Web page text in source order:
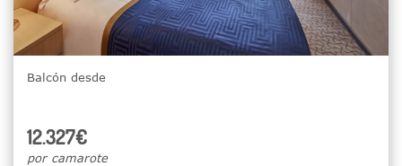
Balcón desde
12.327€
por camarote